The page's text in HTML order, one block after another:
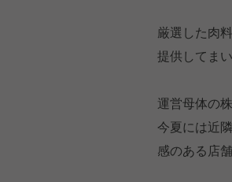
厳選した肉
提供してまい
運営母体の
今夏には近
感のある店